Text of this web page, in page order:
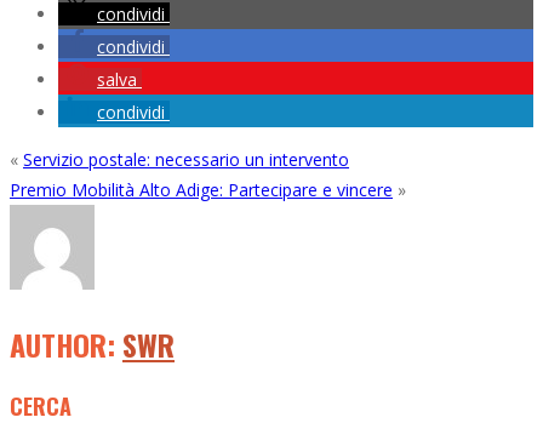
condividi
condividi
salva
condividi
« Servizio postale: necessario un intervento
Premio Mobilità Alto Adige: Partecipare e vincere »
AUTHOR: SWR
CERCA